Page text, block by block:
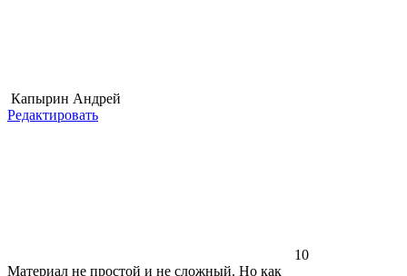
Капырин Андрей
Редактировать
10
Материал не простой и не сложный. Но как